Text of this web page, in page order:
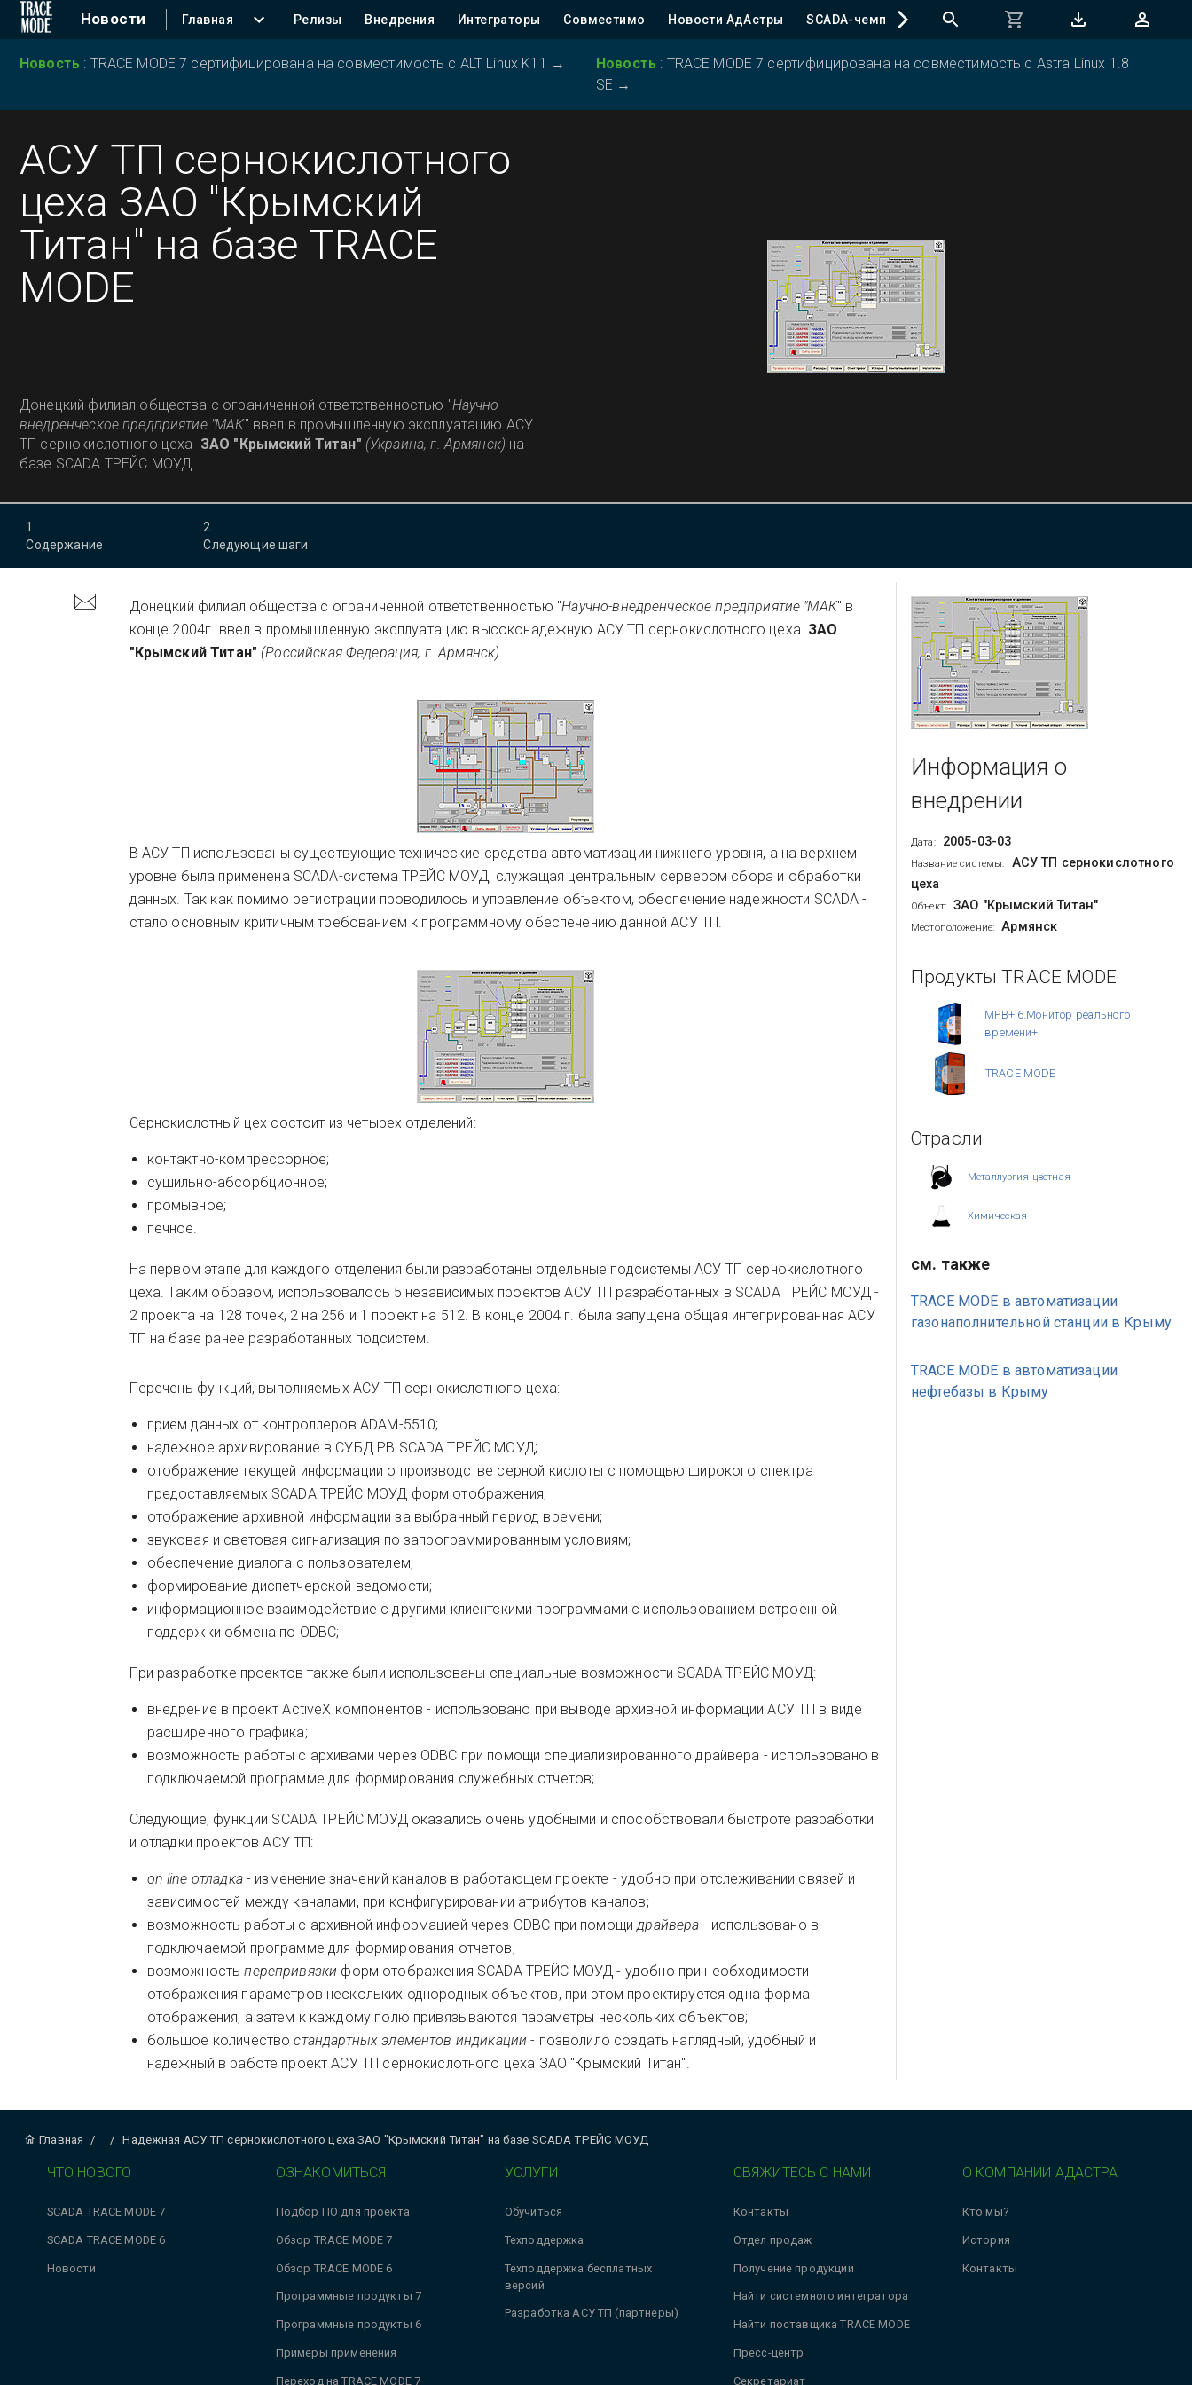
Новости Главная Релизы Внедрения Интеграторы Совместимо Новости АдАстры SCADA-чемпионат
Новость : TRACE MODE 7 сертифицирована на совместимость с ALT Linux K11 → Новость : TRACE MODE 7 сертифицирована на совместимость с Astra Linux 1.8
SE →
АСУ ТП сернокислотного
цеха ЗАО "Крымский
Титан" на базе TRACE
MODE
Донецкий филиал общества с ограниченной ответственностью "Научно-
внедренческое предприятие "МАК" ввел в промышленную эксплуатацию АСУ
ТП сернокислотного цеха ЗАО "Крымский Титан" (Украина, г. Армянск) на
базе SCADA ТРЕЙС МОУД
1
Содержание
2
Следующие шаги
Донецкий филиал общества с ограниченной ответственностью "Научно-внедренческое предприятие "МАК" в
конце 2004г. ввел в промышленную эксплуатацию высоконадежную АСУ ТП сернокислотного цеха ЗАО
"Крымский Титан" (Российская Федерация, г. Армянск).
В АСУ ТП использованы существующие технические средства автоматизации нижнего уровня, а на верхнем
уровне была применена SCADA-система ТРЕЙС МОУД, служащая центральным сервером сбора и обработки
данных. Так как помимо регистрации проводилось и управление объектом, обеспечение надежности SCADA -
стало основным критичным требованием к программному обеспечению данной АСУ ТП.
Сернокислотный цех состоит из четырех отделений:
контактно-компрессорное;
сушильно-абсорбционное;
промывное;
печное.
На первом этапе для каждого отделения были разработаны отдельные подсистемы АСУ ТП сернокислотного
цеха. Таким образом, использовалось 5 независимых проектов АСУ ТП разработанных в SCADA ТРЕЙС МОУД -
2 проекта на 128 точек, 2 на 256 и 1 проект на 512. В конце 2004 г. была запущена общая интегрированная АСУ
ТП на базе ранее разработанных подсистем.
Перечень функций, выполняемых АСУ ТП сернокислотного цеха:
прием данных от контроллеров ADAM-5510;
надежное архивирование в СУБД РВ SCADA ТРЕЙС МОУД;
отображение текущей информации о производстве серной кислоты с помощью широкого спектра
предоставляемых SCADA ТРЕЙС МОУД форм отображения;
отображение архивной информации за выбранный период времени;
звуковая и световая сигнализация по запрограммированным условиям;
обеспечение диалога с пользователем;
формирование диспетчерской ведомости;
информационное взаимодействие с другими клиентскими программами с использованием встроенной
поддержки обмена по ODBC;
При разработке проектов также были использованы специальные возможности SCADA ТРЕЙС МОУД:
внедрение в проект ActiveX компонентов - использовано при выводе архивной информации АСУ ТП в виде
расширенного графика;
возможность работы с архивами через ODBC при помощи специализированного драйвера - использовано в
подключаемой программе для формирования служебных отчетов;
Следующие, функции SCADA ТРЕЙС МОУД оказались очень удобными и способствовали быстроте разработки
и отладки проектов АСУ ТП:
on line отладка - изменение значений каналов в работающем проекте - удобно при отслеживании связей и
зависимостей между каналами, при конфигурировании атрибутов каналов;
возможность работы с архивной информацией через ODBC при помощидрайвера - использовано в
подключаемой программе для формирования отчетов;
возможностьперепривязки форм отображения SCADA ТРЕЙС МОУД - удобно при необходимости
отображения параметров нескольких однородных объектов, при этом проектируется одна форма
отображения, а затем к каждому полю привязываются параметры нескольких объектов;
большое количествостандартных элементов индикации - позволило создать наглядный, удобный и
надежный в работе проект АСУ ТП сернокислотного цеха ЗАО "Крымский Титан".
Информация о
внедрении
Дата: 2005-03-03
Название системы:
АСУ ТП сернокислотного
цеха
Объект: ЗАО "Крымский Титан"
Местоположение: Армянск
Продукты TRACE MODE
МРВ+ 6.Монитор реального
времени+
TRACE MODE
Отрасли
Металлургия цветная
Химическая
см. также
TRACE MODE в автоматизации
газонаполнительной станции в Крыму
TRACE MODE в автоматизации
нефтебазы в Крыму
Главная / / Надежная АСУ ТП сернокислотного цеха ЗАО "Крымский Титан" на базе SCADA ТРЕЙС МОУД
ЧТО НОВОГО
SCADA TRACE MODE 7
SCADA TRACE MODE 6
Новости
ОЗНАКОМИТЬСЯ
Подбор ПО для проекта
Обзор TRACE MODE 7
Обзор TRACE MODE 6
Программные продукты 7
Программные продукты 6
Примеры применения
Переход на TRACE MODE 7
УСЛУГИ
Обучиться
Техподдержка
Техподдержка бесплатных
версий
Разработка АСУ ТП (партнеры)
СВЯЖИТЕСЬ С НАМИ
Контакты
Отдел продаж
Получение продукции
Найти системного интегратора
Найти поставщика TRACE MODE
Пресс-центр
Секретариат
О КОМПАНИИ АДАСТРА
Кто мы?
История
Контакты